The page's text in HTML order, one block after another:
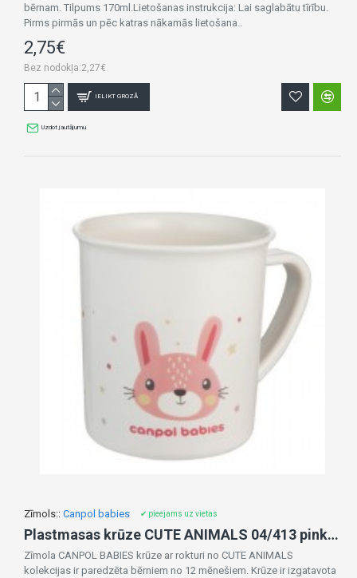
bērnam. Tilpums 170ml.Lietošanas instrukcija: Lai saglabātu tīrību.
Pirms pirmās un pēc katras nākamās lietošana..
2,75€
Bez nodokļa:2,27€
IELIKT GROZĀ
Uzdot jautājumu
Zīmols:: Canpol babies ✔ pieejams uz vietas
Plastmasas krūze CUTE ANIMALS 04/413 pink RABBIT
Zīmola CANPOL BABIES krūze ar rokturi no CUTE ANIMALS
kolekcijas ir paredzēta bērniem no 12 mēnešiem. Krūze ir izgatavota